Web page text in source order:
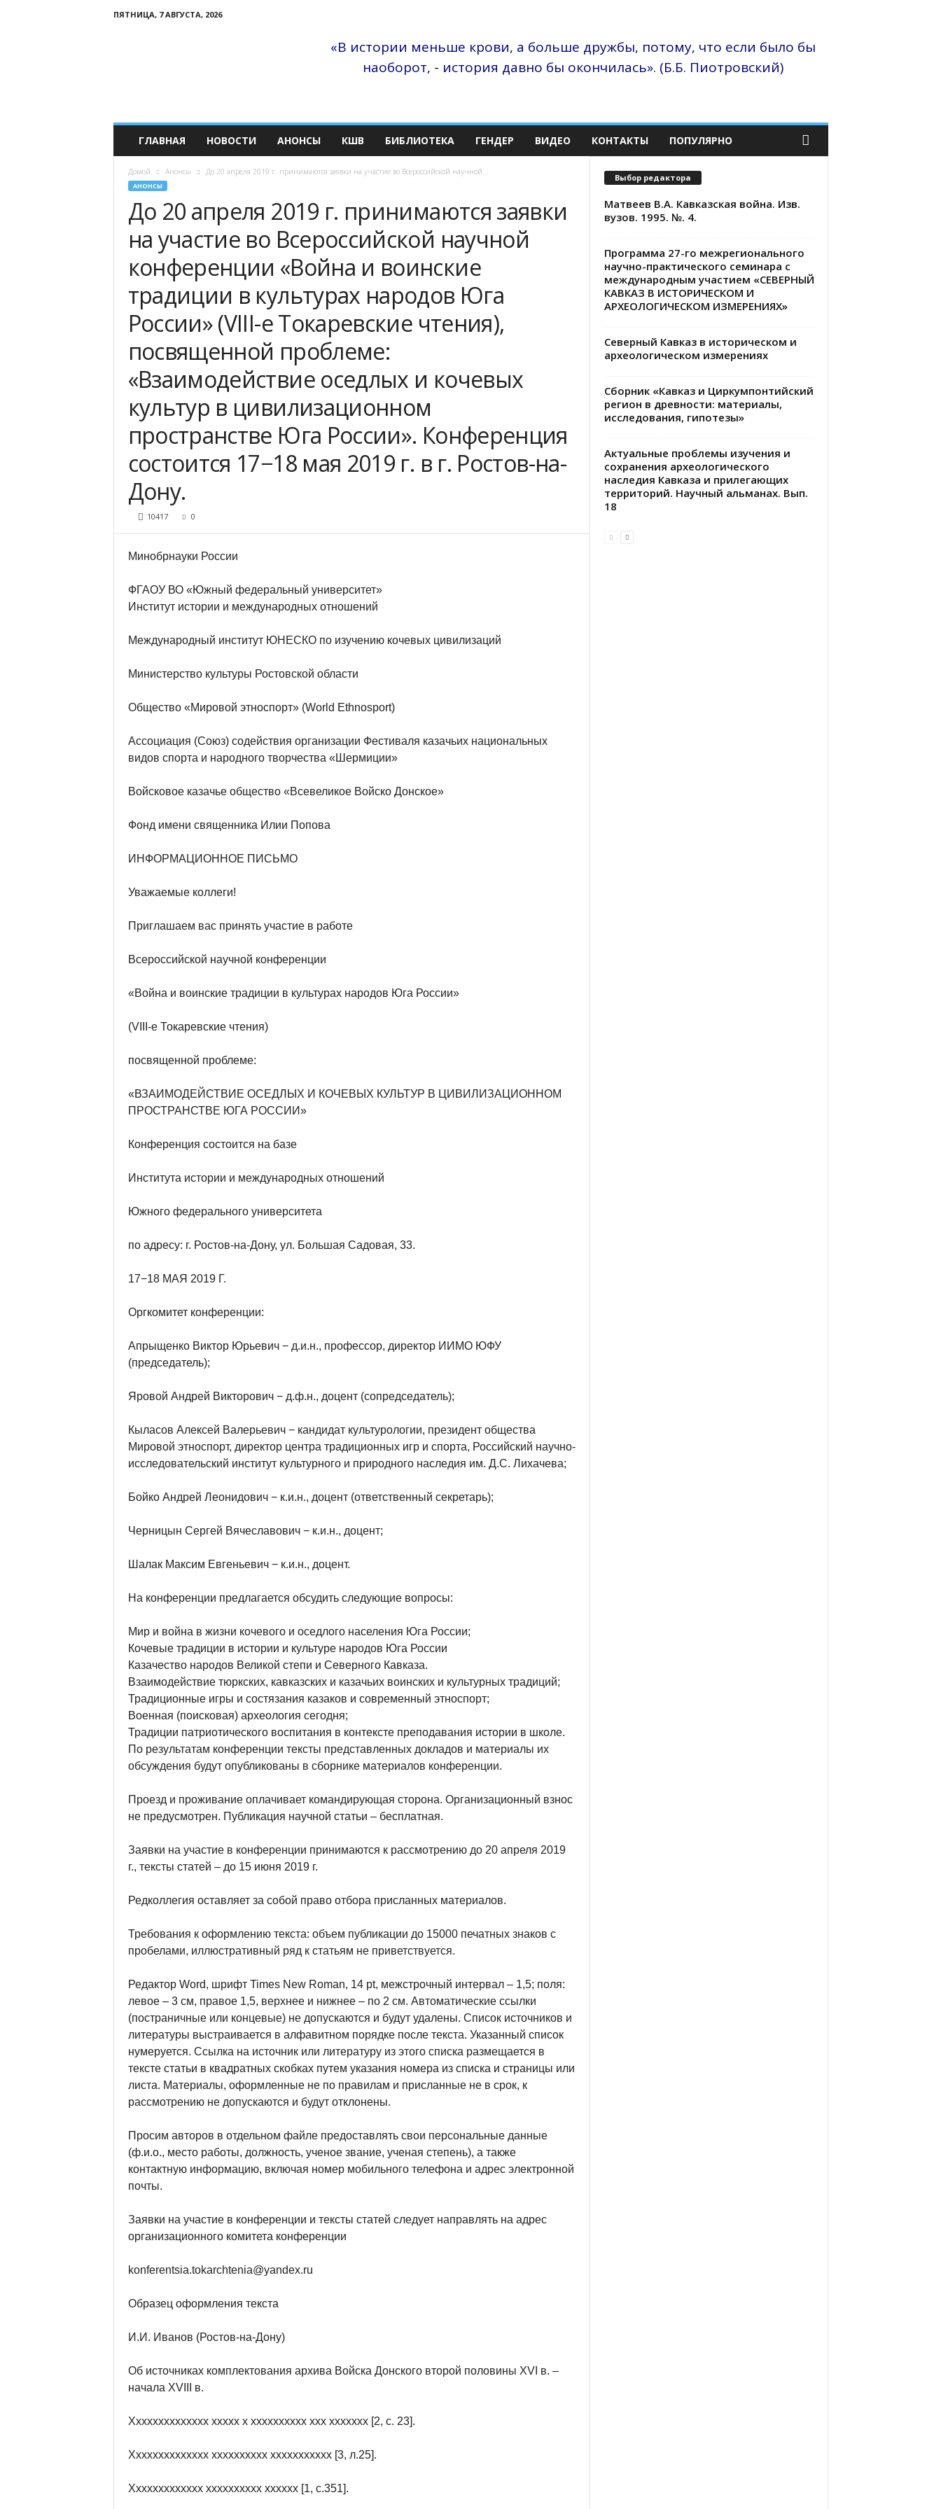
ПЯТНИЦА, 7 АВГУСТА, 2026
й
«В истории меньше крови, а больше дружбы, потому, что если было бы
наоборот, - история давно бы окончилась». (Б.Б. Пиотровский)
ГЛАВНАЯ НОВОСТИ АНОНСЫ КШВ БИБЛИОТЕКА ГЕНДЕР ВИДЕО КОНТАКТЫ ПОПУЛЯРНО
Домой Анонсы До 20 апреля 2019 г. принимаются заявки на участие во Всероссийской научной...
АНОНСЫ
До 20 апреля 2019 г. принимаются заявки
на участие во Всероссийской научной
конференции «Война и воинские
традиции в культурах народов Юга
России» (VIII-е Токаревские чтения),
посвященной проблеме:
«Взаимодействие оседлых и кочевых
культур в цивилизационном
пространстве Юга России». Конференция
состоится 17−18 мая 2019 г. в г. Ростов-на-
Дону.
10417 0
Минобрнауки России
ФГАОУ ВО «Южный федеральный университет»
Институт истории и международных отношений
Международный институт ЮНЕСКО по изучению кочевых цивилизаций
Министерство культуры Ростовской области
Общество «Мировой этноспорт» (World Ethnosport)
Ассоциация (Союз) содействия организации Фестиваля казачьих национальных
видов спорта и народного творчества «Шермиции»
Войсковое казачье общество «Всевеликое Войско Донское»
Фонд имени священника Илии Попова
ИНФОРМАЦИОННОЕ ПИСЬМО
Уважаемые коллеги!
Приглашаем вас принять участие в работе
Всероссийской научной конференции
«Война и воинские традиции в культурах народов Юга России»
(VIII-е Токаревские чтения)
посвященной проблеме:
«ВЗАИМОДЕЙСТВИЕ ОСЕДЛЫХ И КОЧЕВЫХ КУЛЬТУР В ЦИВИЛИЗАЦИОННОМ
ПРОСТРАНСТВЕ ЮГА РОССИИ»
Конференция состоится на базе
Института истории и международных отношений
Южного федерального университета
по адресу: г. Ростов-на-Дону, ул. Большая Садовая, 33.
17−18 МАЯ 2019 Г.
Оргкомитет конференции:
Апрыщенко Виктор Юрьевич − д.и.н., профессор, директор ИИМО ЮФУ
(председатель);
Яровой Андрей Викторович − д.ф.н., доцент (сопредседатель);
Кыласов Алексей Валерьевич − кандидат культурологии, президент общества
Мировой этноспорт, директор центра традиционных игр и спорта, Российский научно-
исследовательский институт культурного и природного наследия им. Д.С. Лихачева;
Бойко Андрей Леонидович − к.и.н., доцент (ответственный секретарь);
Черницын Сергей Вячеславович − к.и.н., доцент;
Шалак Максим Евгеньевич − к.и.н., доцент.
На конференции предлагается обсудить следующие вопросы:
Мир и война в жизни кочевого и оседлого населения Юга России;
Кочевые традиции в истории и культуре народов Юга России
Казачество народов Великой степи и Северного Кавказа.
Взаимодействие тюркских, кавказских и казачьих воинских и культурных традиций;
Традиционные игры и состязания казаков и современный этноспорт;
Военная (поисковая) археология сегодня;
Традиции патриотического воспитания в контексте преподавания истории в школе.
По результатам конференции тексты представленных докладов и материалы их
обсуждения будут опубликованы в сборнике материалов конференции.
Проезд и проживание оплачивает командирующая сторона. Организационный взнос
не предусмотрен. Публикация научной статьи – бесплатная.
Заявки на участие в конференции принимаются к рассмотрению до 20 апреля 2019
г., тексты статей – до 15 июня 2019 г.
Редколлегия оставляет за собой право отбора присланных материалов.
Требования к оформлению текста: объем публикации до 15000 печатных знаков с
пробелами, иллюстративный ряд к статьям не приветствуется.
Редактор Word, шрифт Times New Roman, 14 pt, межстрочный интервал – 1,5; поля:
левое – 3 см, правое 1,5, верхнее и нижнее – по 2 см. Автоматические ссылки
(постраничные или концевые) не допускаются и будут удалены. Список источников и
литературы выстраивается в алфавитном порядке после текста. Указанный список
нумеруется. Ссылка на источник или литературу из этого списка размещается в
тексте статьи в квадратных скобках путем указания номера из списка и страницы или
листа. Материалы, оформленные не по правилам и присланные не в срок, к
рассмотрению не допускаются и будут отклонены.
Просим авторов в отдельном файле предоставлять свои персональные данные
(ф.и.о., место работы, должность, ученое звание, ученая степень), а также
контактную информацию, включая номер мобильного телефона и адрес электронной
почты.
Заявки на участие в конференции и тексты статей следует направлять на адрес
организационного комитета конференции
konferentsia.tokarchtenia@yandex.ru
Образец оформления текста
И.И. Иванов (Ростов-на-Дону)
Об источниках комплектования архива Войска Донского второй половины XVI в. –
начала XVIII в.
Хххххххххххххх ххххх х хххххххххх ххх ххххххх [2, с. 23].
Хххххххххххххх хххххххххх ххххххххххх [3, л.25].
Ххххххххххххх хххххххххх хххххх [1, с.351].
Выбор редактора
Матвеев В.А. Кавказская война. Изв.
вузов. 1995. №. 4.
Программа 27-го межрегионального
научно-практического семинара с
международным участием «СЕВЕРНЫЙ
КАВКАЗ В ИСТОРИЧЕСКОМ И
АРХЕОЛОГИЧЕСКОМ ИЗМЕРЕНИЯХ»
Северный Кавказ в историческом и
археологическом измерениях
Сборник «Кавказ и Циркумпонтийский
регион в древности: материалы,
исследования, гипотезы»
Актуальные проблемы изучения и
сохранения археологического
наследия Кавказа и прилегающих
территорий. Научный альманах. Вып.
18